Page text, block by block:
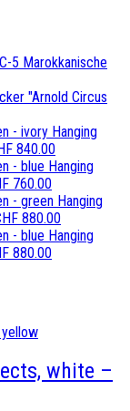
Marokkanische
"Arnold Circus
Hanging
840.00
Hanging
760.00
Hanging
880.00
Hanging
880.00
white –